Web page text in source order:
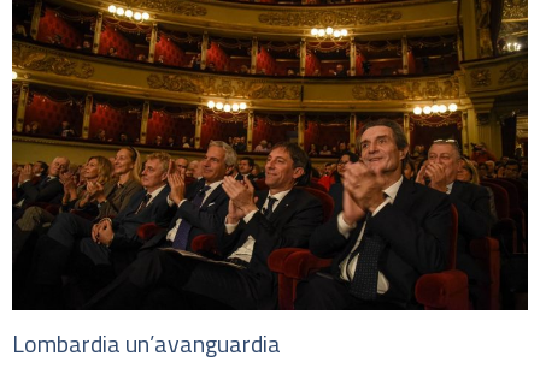
Lombardia un’avanguardia